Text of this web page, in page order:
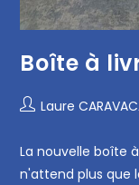
Boîte à
Laure
La nouvelle boîte
n'attend plus que